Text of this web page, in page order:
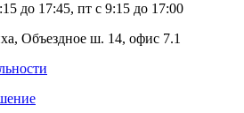
до 17:45, пт с 9:15 до 17:00
Объездное ш. 14, офис 7.1